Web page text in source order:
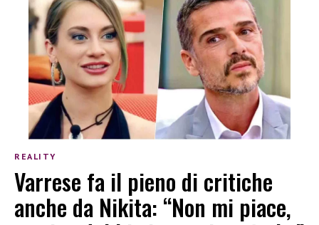
REALITY
Varrese fa il pieno di critiche
anche da Nikita: “Non mi piace,